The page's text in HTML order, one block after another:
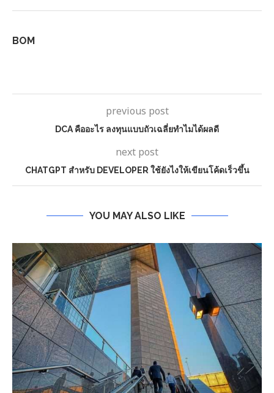
BOM
previous post
DCA คืออะไร ลงทุนแบบถัวเฉลี่ยทำไมได้ผลดี
next post
CHATGPT สำหรับ DEVELOPER ใช้ยังไงให้เขียนโค้ดเร็วขึ้น
YOU MAY ALSO LIKE